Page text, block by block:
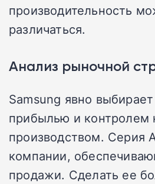
производительность
различаться.
Анализ рыночной
Samsung явно
прибылью и контролем
производством. Серия
компании,
продажи. Сделать ее